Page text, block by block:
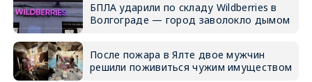
БПЛА ударили по складу Wildberries в
Волгограде — город заволокло дымом
После пожара в Ялте двое мужчин
решили поживиться чужим имуществом